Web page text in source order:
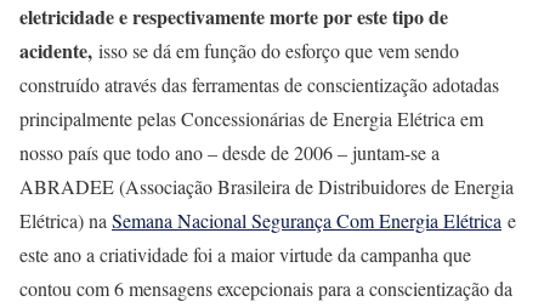
eletricidade e respectivamente morte por este tipo de
acidente, isso se dá em função do esforço que vem sendo
construído através das ferramentas de conscientização adotadas
principalmente pelas Concessionárias de Energia Elétrica em
nosso país que todo ano – desde de 2006 – juntam-se a
ABRADEE (Associação Brasileira de Distribuidores de Energia
Elétrica) na Semana Nacional Segurança Com Energia Elétrica e
este ano a criatividade foi a maior virtude da campanha que
contou com6 mensagens excepcionaispara a conscientização da